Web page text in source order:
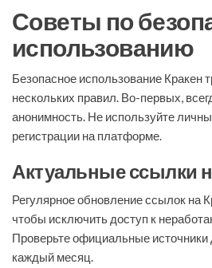
Советы по
использованию
Безопасное использование Кракен
нескольких правил. Во-первых,
анонимность. Не используйте
регистрации на платформе.
Актуальные ссылки
Регулярное обновление ссылок на
чтобы исключить доступ к
Проверьте официальные
каждый месяц.